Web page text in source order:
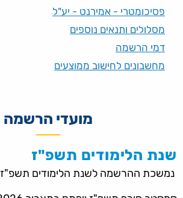
פסיכומטרי - אמירנט - יע"ל
מסלולים ותנאים נוספים
דמי הרשמה
מחשבונים לחישוב ממוצעים
מועדי הרשמה
שנת הלימודים תשפ"ז
נמשכת ההרשמה לשנת הלימודים תשפ"ז